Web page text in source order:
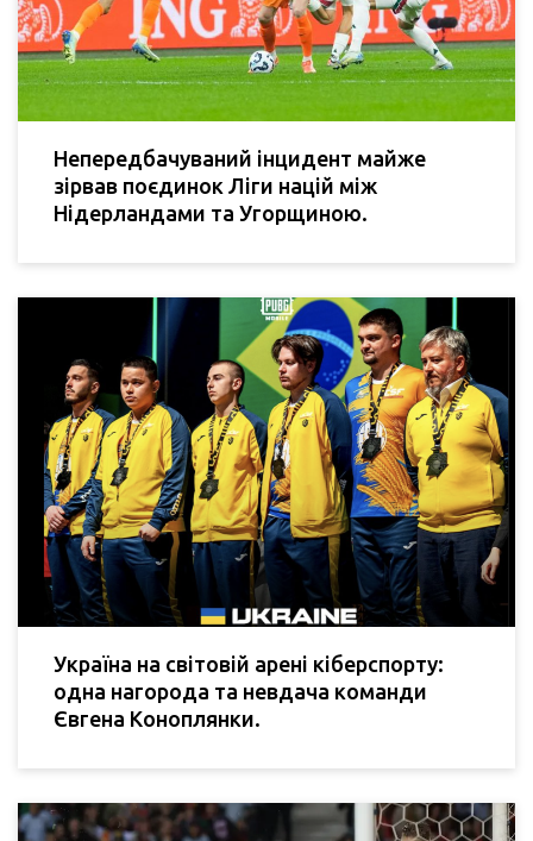
Непередбачуваний інцидент майже
зірвав поєдинок Ліги націй між
Нідерландами та Угорщиною.
Україна на світовій арені кіберспорту:
одна нагорода та невдача команди
Євгена Коноплянки.